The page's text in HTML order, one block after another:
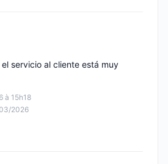
à 15h18
2026
servicio al cliente está muy